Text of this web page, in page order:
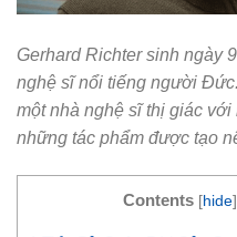
Gerhard Richter sinh ngày
nghệ sĩ nổi tiếng người
một nhà nghệ sĩ thị giác
những tác phẩm được tạo
Contents [hide]